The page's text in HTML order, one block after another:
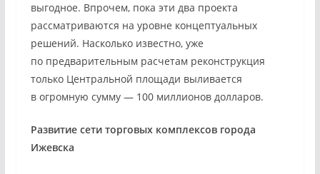
выгодное. Впрочем, пока эти два проекта
рассматриваются на уровне концептуальных
решений. Насколько известно, уже
по предварительным расчетам реконструкция
только Центральной площади выливается
в огромную сумму — 100 миллионов долларов.
Развитие сети торговых комплексов города
Ижевска